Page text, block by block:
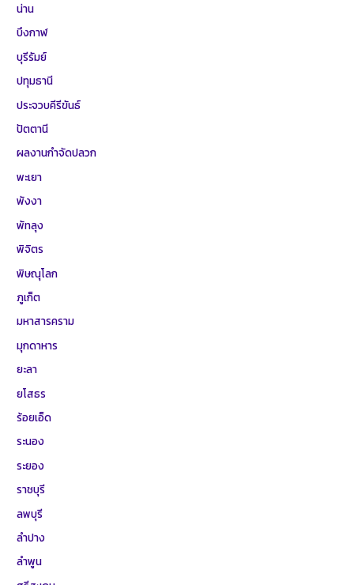
น่าน
บึงกาฬ
บุรีรัมย์
ปทุมธานี
ประจวบคีรีขันธ์
ปัตตานี
ผลงานกำจัดปลวก
พะเยา
พังงา
พัทลุง
พิจิตร
พิษณุโลก
ภูเก็ต
มหาสารคราม
มุกดาหาร
ยะลา
ยโสธร
ร้อยเอ็ด
ระนอง
ระยอง
ราชบุรี
ลพบุรี
ลำปาง
ลำพูน